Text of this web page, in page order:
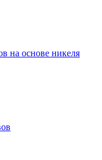
на основе никеля